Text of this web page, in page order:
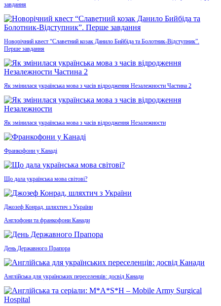
завдання
Новорічний квест “Славетний козак Данило Бийбіда та Болотник-Відступник”.
Перше завдання
Як змінилася українська мова з часів відродження Незалежности Частина 2
Як змінилася українська мова з часів відродження Незалежности
Франкофони у Канаді
Що дала українська мова світові?
Джозеф Конрад, шляхтич з України
Англофони та франкофони Канади
День Державного Прапора
Англійська для українських переселенців: досвід Канади